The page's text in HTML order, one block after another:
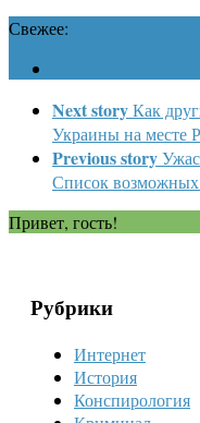
Свежее:
Next storyКак
Украины на месте
Previous story
Список
Привет, гость!
Рубрики
Интернет
История
Конспирология